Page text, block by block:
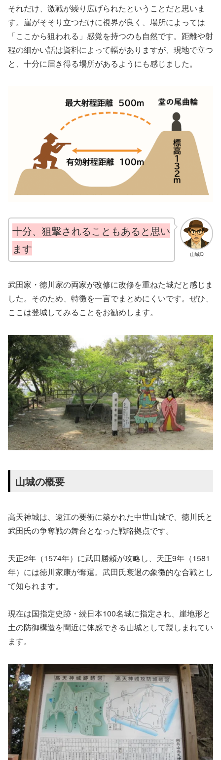
それだけ、激戦が繰り広げられたということだと思いま
す。崖がそそり立つだけに視界が良く、場所によっては
「ここから狙われる」感覚を持つのも自然です。距離や射
程の細かい話は資料によって幅がありますが、現地で立つ
と、十分に届き得る場所があるようにも感じました。
山城Q
十分、狙撃されることもあると思い
ます
武田家・徳川家の両家が改修に改修を重ねた城だと感じま
した。そのため、特徴を一言でまとめにくいです。ぜひ、
ここは登城してみることをお勧めします。
山城の概要
高天神城は、遠江の要衝に築かれた中世山城で、徳川氏と
武田氏の争奪戦の舞台となった戦略拠点です。
天正2年（1574年）に武田勝頼が攻略し、天正9年（1581
年）には徳川家康が奪還。武田氏衰退の象徴的な合戦とし
て知られます。
現在は国指定史跡・続日本100名城に指定され、崖地形と
土の防御構造を間近に体感できる山城として親しまれてい
ます。